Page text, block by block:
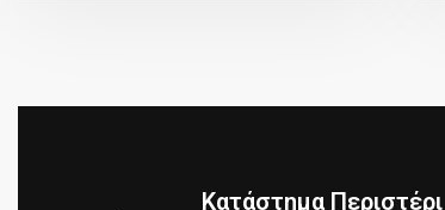
Κατάστημα Περιστέρι